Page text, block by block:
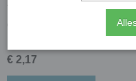
Tiffany ruitvorm M - donker
€ 2,17